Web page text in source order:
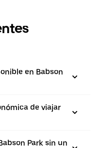
en Babson
de viajar
Park sin un